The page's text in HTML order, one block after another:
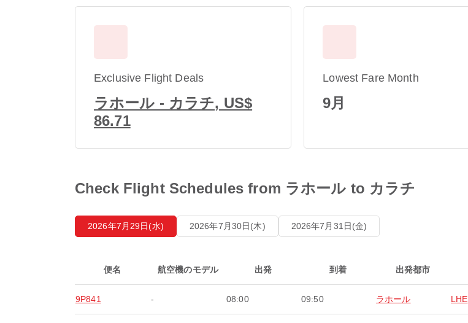
Exclusive Flight Deals
ラホール - カラチ, US$
86.71
Lowest Fare Month
9月
Check Flight Schedules from ラホール to カラチ
2026年7月29日(水) 2026年7月30日(木) 2026年7月31日(金)
便名 航空機のモデル 出発 到着 出発都市
9P841 - 08:00 09:50 ラホール LHE